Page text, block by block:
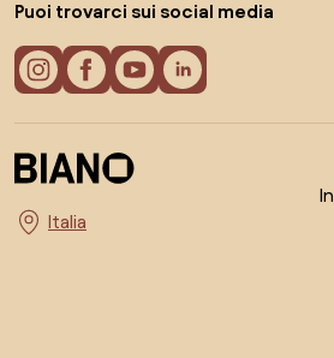
Puoi trovarci sui social media
Seleziona il paese